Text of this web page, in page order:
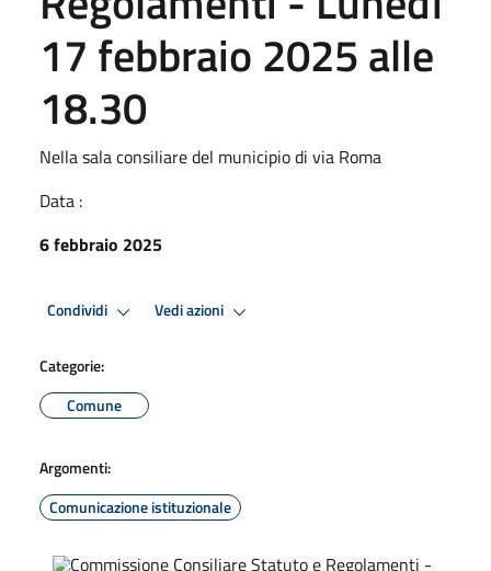
17 febbraio 2025 alle
18.30
Nella sala consiliare del municipio di via Roma
Data :
6 febbraio 2025
Condividi Vedi azioni
Categorie:
Comune
Argomenti:
Comunicazione istituzionale